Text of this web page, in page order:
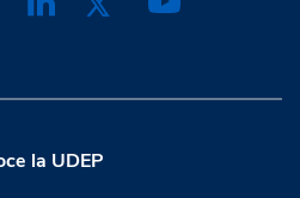
la UDEP